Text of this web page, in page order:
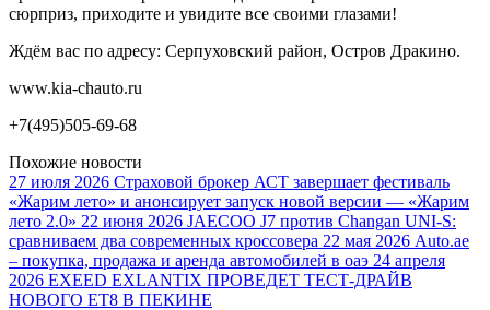
сюрприз, приходите и увидите все своими глазами!
Ждём вас по адресу: Серпуховский район, Остров Дракино.
www.kia-chauto.ru
+7(495)505-69-68
Похожие новости
27 июля 2026 Страховой брокер АСТ завершает фестиваль
«Жарим лето» и анонсирует запуск новой версии — «Жарим
лето 2.0» 22 июня 2026 JAECOO J7 против Changan UNI-S:
сравниваем два современных кроссовера 22 мая 2026 Auto.ae
– покупка, продажа и аренда автомобилей в оаэ 24 апреля
2026 EXEED EXLANTIX ПРОВЕДЕТ ТЕСТ-ДРАЙВ
НОВОГО ET8 В ПЕКИНЕ